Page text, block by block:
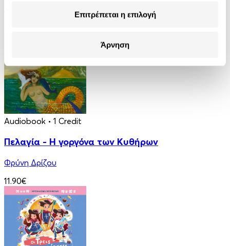
Επιτρέπεται η επιλογή
Άρνηση
Audiobook • 1 Credit
Πελαγία - Η γοργόνα των Κυθήρων
Φρύνη Δρίζου
11.90€